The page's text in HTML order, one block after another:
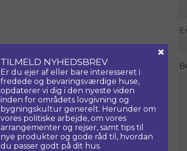
TILMELD NYHEDSBREV
Er du ejer af eller bare interesseret i
fredede og bevaringsværdige huse,
opdaterer vi dig i den nyeste viden
inden for områdets lovgivning og
bygningskultur generelt. Herunder om
vores politiske arbejde, om vores
arrangementer og rejser, samt tips til
nye produkter og gode råd til, hvordan
du passer godt på dit hus.
×